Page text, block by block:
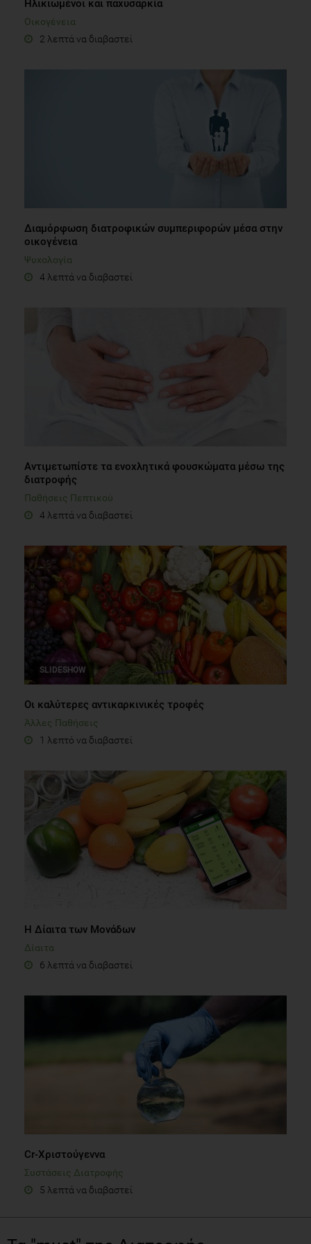
Ηλικιωμένοι και παχυσαρκία
Οικογένεια
2 λεπτά να διαβαστεί
Διαμόρφωση διατροφικών συμπεριφορών μέσα στην
οικογένεια
Ψυχολογία
4 λεπτά να διαβαστεί
Αντιμετωπίστε τα ενοχλητικά φουσκώματα μέσω της
διατροφής
Παθήσεις Πεπτικού
4 λεπτά να διαβαστεί
SLIDESHOW
Οι καλύτερες αντικαρκινικές τροφές
Άλλες Παθήσεις
1 λεπτό να διαβαστεί
Η Δίαιτα των Μονάδων
Δίαιτα
6 λεπτά να διαβαστεί
Cr-Χριστούγεννα
Συστάσεις Διατροφής
5 λεπτά να διαβαστεί